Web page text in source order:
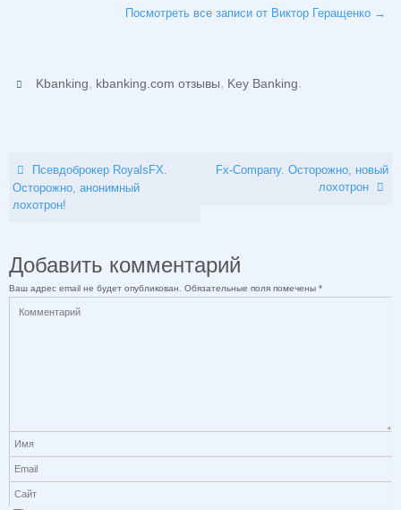
Посмотреть все записи от Виктор Геращенко →
Kbanking, kbanking.com отзывы, Key Banking.
Псевдоброкер RoyalsFX.
Осторожно, анонимный
лохотрон!
Fx-Company. Осторожно, новый
лохотрон
Добавить комментарий
Ваш адрес email не будет опубликован. Обязательные поля помечены *